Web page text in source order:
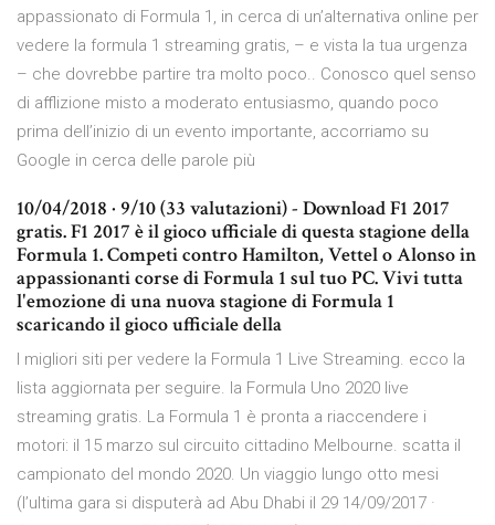
appassionato di Formula 1, in cerca di un’alternativa online per
vedere la formula 1 streaming gratis, – e vista la tua urgenza
– che dovrebbe partire tra molto poco.. Conosco quel senso
di afflizione misto a moderato entusiasmo, quando poco
prima dell’inizio di un evento importante, accorriamo su
Google in cerca delle parole più
10/04/2018 · 9/10 (33 valutazioni) - Download F1 2017
gratis. F1 2017 è il gioco ufficiale di questa stagione della
Formula 1. Competi contro Hamilton, Vettel o Alonso in
appassionanti corse di Formula 1 sul tuo PC. Vivi tutta
l'emozione di una nuova stagione di Formula 1
scaricando il gioco ufficiale della
I migliori siti per vedere la Formula 1 Live Streaming. ecco la
lista aggiornata per seguire. la Formula Uno 2020 live
streaming gratis. La Formula 1 è pronta a riaccendere i
motori: il 15 marzo sul circuito cittadino Melbourne. scatta il
campionato del mondo 2020. Un viaggio lungo otto mesi
(l’ultima gara si disputerà ad Abu Dhabi il 29 14/09/2017 ·